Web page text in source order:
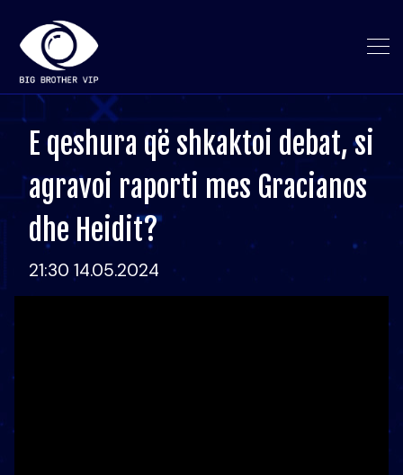
E qeshura që shkaktoi debat, si
agravoi raporti mes Gracianos
dhe Heidit?
21:30 14.05.2024